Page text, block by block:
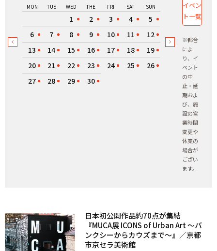
MON TUE WED THE FRI SAT SUN
1 2 3 4
5
6
7 8 9 10 11
12
13
14 15 16 17 18
19
20
21 22 23 24 25
26
27
28 29 30
イベン
ト一覧
※都合
によ
り、イ
ベント
の中
止・延
期およ
び、施
設の営
業時間
変更や
休業の
場合が
ござい
ます。
日本初公開作品約70点が集結
『MUCA展 ICONS of Urban Art ～バ
ンクシーからカウズまで〜』／京都
市京セラ美術館